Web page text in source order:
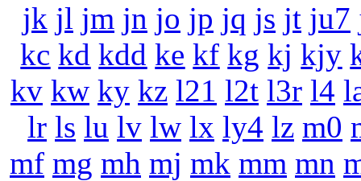
jk jl jm jn jo jp jq js jt ju7
kc kd kdd ke kf kg kj kjy
kv kw ky kz l21 l2t l3r l4
lr ls lu lv lw lx ly4 lz m0
mf mg mh mj mk mm mn